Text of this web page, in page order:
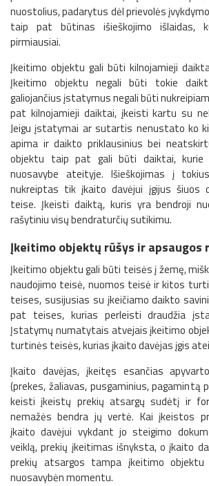
nuostolius, padarytus dėl prievolės
taip pat būtinas išieškojimo išlaidas,
pirmiausiai.
Įkeitimo objektu gali būti kilnojamieji
Įkeitimo objektu negali būti tokie
galiojančius įstatymus negali būti
pat kilnojamieji daiktai, įkeisti kartu su
Jeigu įstatymai ar sutartis nenustato ko
apima ir daikto priklausinius bei
objektu taip pat gali būti daiktai, kurie
nuosavybe ateityje. Išieškojimas į
nukreiptas tik įkaito davėjui įgijus šiuos
teise. Įkeisti daiktą, kuris yra bendroji
rašytiniu visų bendraturčių sutikimu.
Įkeitimo objektų rūšys ir apsaugos
Įkeitimo objektu gali būti teisės į žemę,
naudojimo teisė, nuomos teisė ir kitos
teises, susijusias su įkeičiamo daikto
pat teises, kurias perleisti draudžia
Įstatymų numatytais atvejais įkeitimo
turtinės teisės, kurias įkaito davėjas įgis
Įkaito davėjas, įkeitęs esančias
(prekes, žaliavas, pusgaminius, pagamintą
keisti įkeistų prekių atsargų sudėtį ir
nemažės bendra jų vertė. Kai įkeistos
įkaito davėjui vykdant jo steigimo
veiklą, prekių įkeitimas išnyksta, o įkaito
prekių atsargos tampa įkeitimo objektu
nuosavybėn momentu.